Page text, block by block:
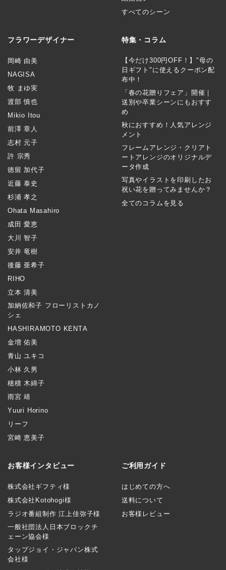
すべてのシーン
フラワーデザイナー
岡崎 由美
NAGISA
牧 まゆ実
渡部 慎也
Mikio Itou
前澤 章人
志村 元子
許 宗秀
徳留 加代子
近藤 泰史
杉浦 孝之
Ohata Masahiro
成田 愛恵
大川 智子
安井 竜樹
後藤 亜希子
RIHO
立本 清美
加納佐和子 フローリストカノ
シェ
HASHIRAMOTO KENTA
金増 佑美
青山 ユキコ
小林 久男
穂積 木綿子
雨宮 靖
Yuuri Horino
リーフ
宮崎 恵美子
特集・コラム
【今だけ300円OFF！】"母の
日ギフト"に使えるクーポン配
布中！
「春の花贈りフェア」開催｜
送別や卒業シーンにもおすす
め
秋におすすめ！人気アレンジ
メント
フレームアレンジ・クリアト
ートアレンジのオリジナルデ
ータ作成
写真やイラストを印刷したお
祝い花を贈ってみませんか？
全てのコラムを見る
お客様インタビュー
株式会社ギフティ様
株式会社Kotohogi様
ラジオ番組制作 江上佳弥子様
一般社団法人日本ブロックチ
ェーン協会様
タップジョイ・ジャパン株式
会社様
ご利用ガイド
はじめての方へ
送料について
お客様レビュー